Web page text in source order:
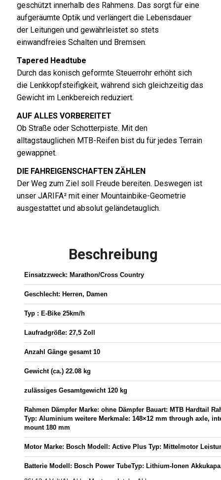
geschützt innerhalb des Rahmens. Das sorgt für eine
aufgeräumte Optik und verlängert die Lebensdauer
der Leitungen und gewährleistet so stets
einwandfreies Schalten und Bremsen.
Tapered Headtube
Durch das konisch geformte Steuerrohr erhöht sich
die Lenkkopfsteifigkeit, während sich gleichzeitig das
Gewicht im Lenkbereich reduziert.
AUF ALLES VORBEREITET
Ob Straße oder Schotterpiste. Mit den
alltagstauglichen MTB-Reifen bist du für jedes Terrain
gewappnet.
DIE FAHREIGENSCHAFTEN ZÄHLEN
Der Weg zum Ziel soll Freude bereiten. Deswegen ist
unser JARIFA² mit einer Mountainbike-Geometrie
ausgestattet und absolut geländetauglich.
Beschreibung
Einsatzzweck: Marathon/Cross Country
Geschlecht: Herren, Damen
Typ : E-Bike 25km/h
Laufradgröße: 27,5 Zoll
Anzahl Gänge gesamt 10
Gewicht (ca.) 22.08 kg
zulässiges Gesamtgewicht 120 kg
Rahmen Dämpfer Marke: ohne Dämpfer Bauart: MTB Hardtail
Typ: Aluminium weitere Merkmale: 148×12 mm through axle,
mount 180 mm
Motor Marke: Bosch Modell: Active Plus Typ: Mittelmotor
Batterie Modell: Bosch Power TubeTyp: Lithium-Ionen